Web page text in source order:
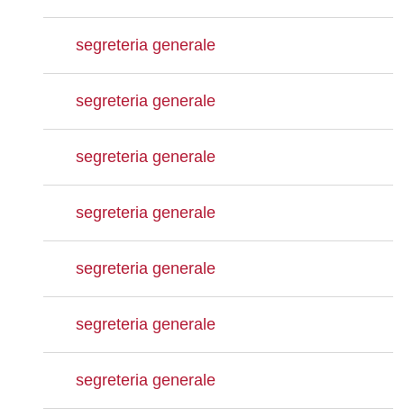
segreteria generale
segreteria generale
segreteria generale
segreteria generale
segreteria generale
segreteria generale
segreteria generale